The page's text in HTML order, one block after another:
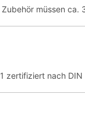
müssen
zertifiziert nach DIN